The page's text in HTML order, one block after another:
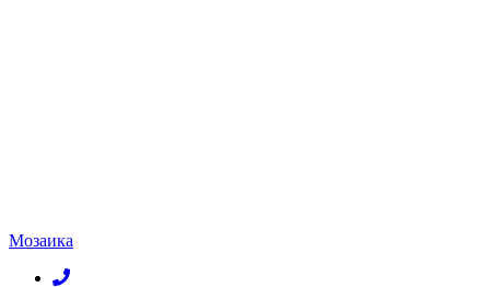
Мозаика